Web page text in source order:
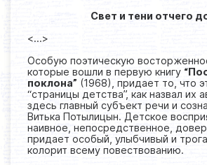
Свет и тени отчего
<...>
Особую поэтическую
которые вошли в первую книгу
поклона” (1968), придает то, что
“страницы детства”, как назвал их
здесь главный субъект речи и
Витька Потылицын. Детское
наивное, непосредственное,
придает особый, улыбчивый и
колорит всему повествованию.